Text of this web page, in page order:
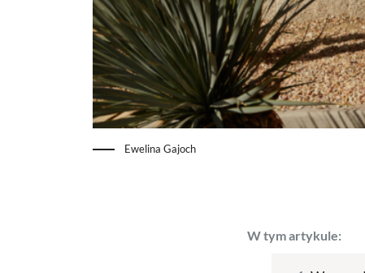
Ewelina Gajoch
W tym artykule: